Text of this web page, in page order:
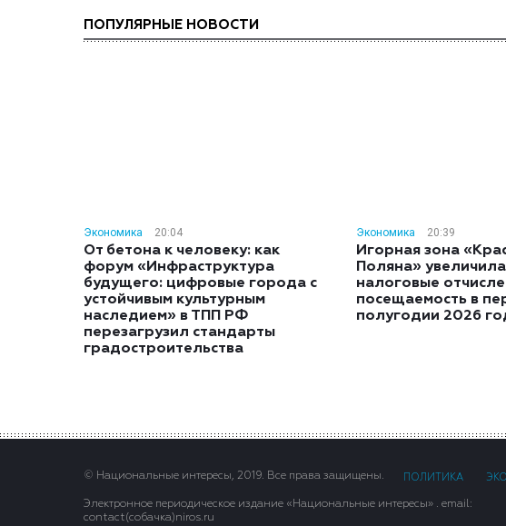
ПОПУЛЯРНЫЕ НОВОСТИ
Экономика 20:04
От бетона к человеку: как
форум «Инфраструктура
будущего: цифровые города с
устойчивым культурным
наследием» в ТПП РФ
перезагрузил стандарты
градостроительства
Экономика 20:39
Игорная зона
Поляна» увеличила
налоговые
посещаемость в
полугодии 2026
© Национальные интересы, 2019. Все права защищены. ПОЛИТИКА
Электронное периодическое издание «Национальные интересы» . email:
contact(сoбaчка)niros.ru